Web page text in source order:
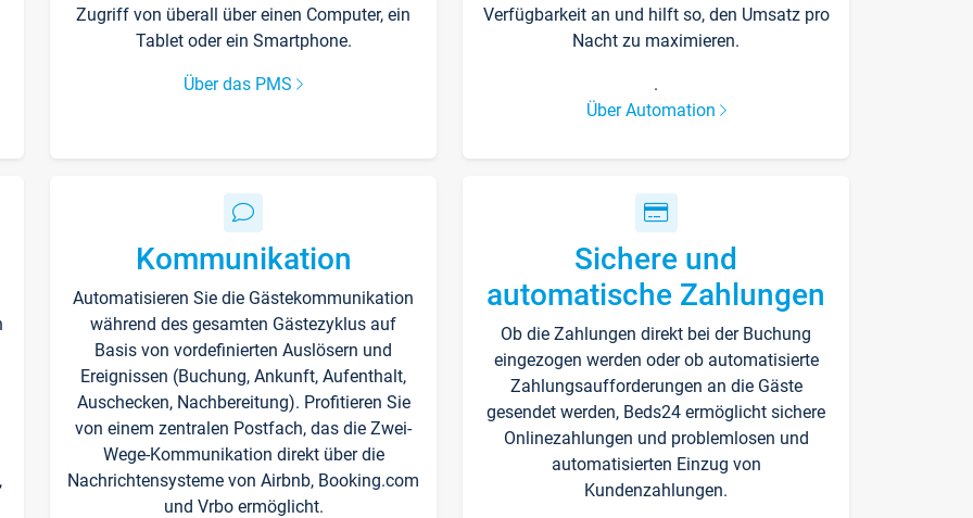
Zugriff von überall über einen Computer, ein
Tablet oder ein Smartphone.
Über das PMS
Verfügbarkeit an und hilft so, den Umsatz pro
Nacht zu maximieren.
.
Über Automation
Kommunikation
Automatisieren Sie die Gästekommunikation
während des gesamten Gästezyklus auf
Basis von vordefinierten Auslösern und
Ereignissen (Buchung, Ankunft, Aufenthalt,
Auschecken, Nachbereitung). Profitieren Sie
von einem zentralen Postfach, das die Zwei-
Wege-Kommunikation direkt über die
Nachrichtensysteme von Airbnb, Booking.com
und Vrbo ermöglicht.
Sichere und
automatische Zahlungen
Ob die Zahlungen direkt bei der Buchung
eingezogen werden oder ob automatisierte
Zahlungsaufforderungen an die Gäste
gesendet werden, Beds24 ermöglicht sichere
Onlinezahlungen und problemlosen und
automatisierten Einzug von
Kundenzahlungen.